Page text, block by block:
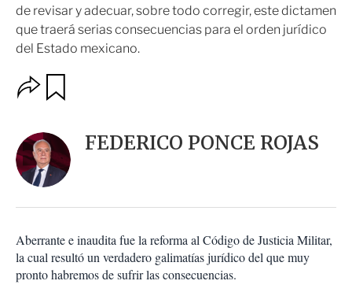
de revisar y adecuar, sobre todo corregir, este dictamen
que traerá serias consecuencias para el orden jurídico
del Estado mexicano.
O
p
o
n
e
s
o
m
p
a
r
FEDERICO PONCE ROJAS
Aberrante e inaudita fue la reforma al Código de Justicia Militar,
la cual resultó un verdadero galimatías jurídico del que muy
pronto habremos de sufrir las consecuencias.